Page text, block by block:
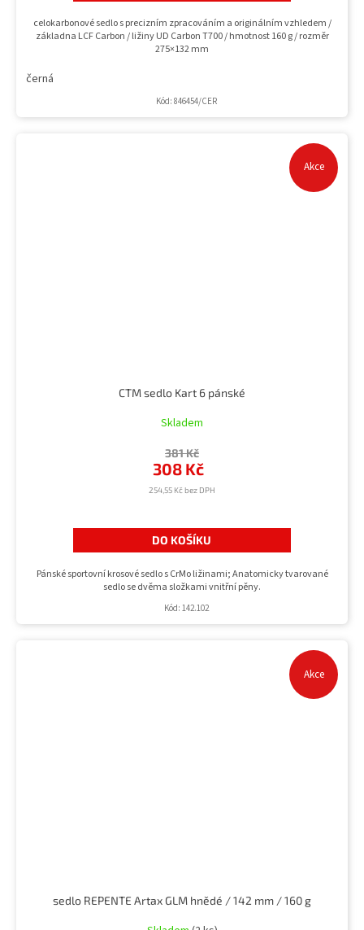
celokarbonové sedlo s precizním zpracováním a originálním vzhledem /
základna LCF Carbon / ližiny UD Carbon T700 / hmotnost 160 g / rozměr
275×132 mm
černá
Kód: 846454/CER
Akce
CTM sedlo Kart 6 pánské
Skladem
254,55 Kč bez DPH
308 Kč
381 Kč
DO KOŠÍKU
Pánské sportovní krosové sedlo s CrMo ližinami; Anatomicky tvarované
sedlo se dvěma složkami vnitřní pěny.
Kód: 142.102
Akce
sedlo REPENTE Artax GLM hnědé / 142 mm / 160 g